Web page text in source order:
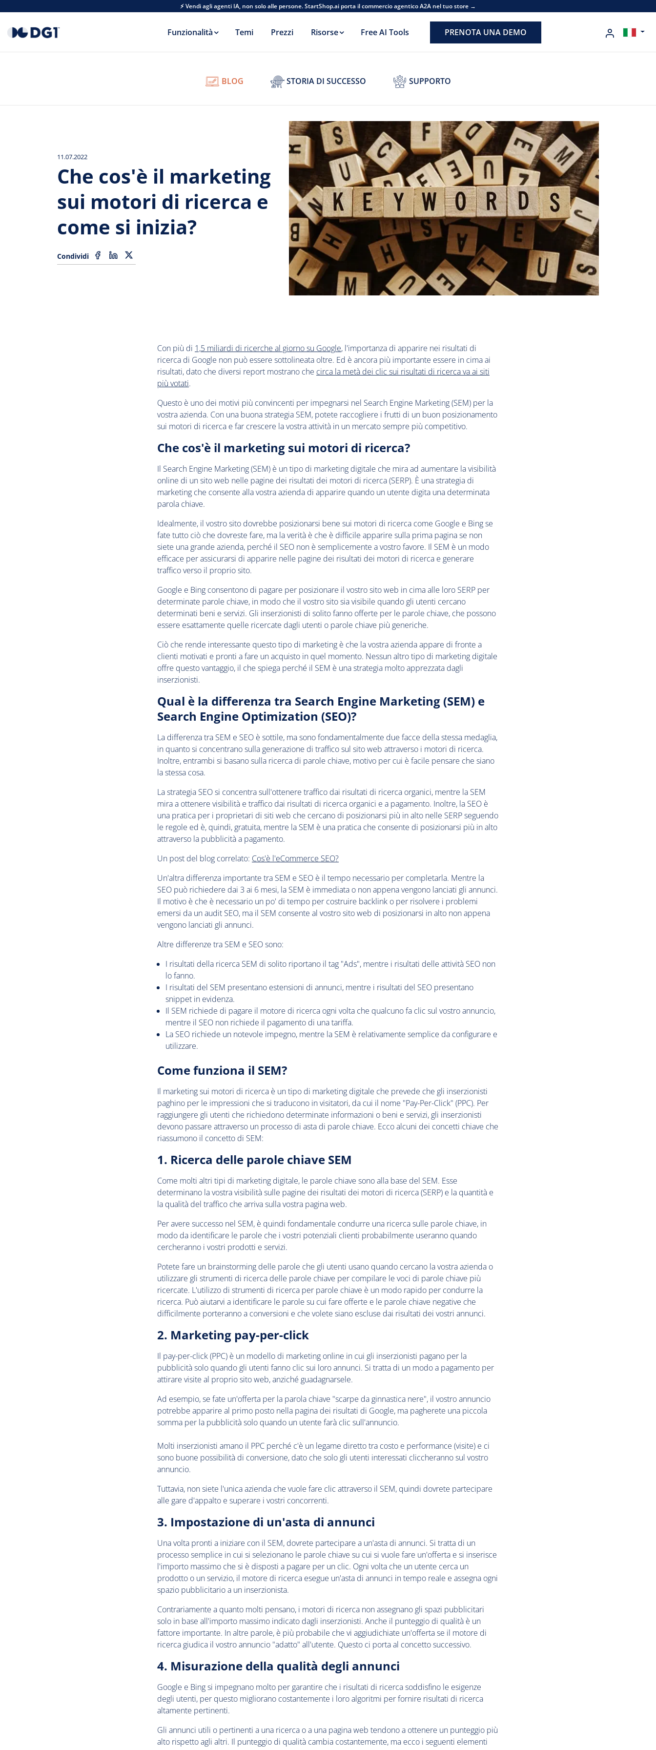
⚡ Vendi agli agenti IA, non solo alle persone. StartShop.ai porta il commercio agentico A2A nel tuo store →
Funzionalità Temi Prezzi Risorse Free AI Tools PRENOTA UNA DEMO
BLOG STORIA DI SUCCESSO SUPPORTO
11.07.2022
Che cos'è il marketing
sui motori di ricerca e
come si inizia?
Condividi
Con più di 1,5 miliardi di ricerche al giorno su Google, l'importanza di apparire nei risultati di
ricerca di Google non può essere sottolineata oltre. Ed è ancora più importante essere in cima ai
risultati, dato che diversi report mostrano che circa la metà dei clic sui risultati di ricerca va ai siti
più votati.
Questo è uno dei motivi più convincenti per impegnarsi nel Search Engine Marketing (SEM) per la
vostra azienda. Con una buona strategia SEM, potete raccogliere i frutti di un buon posizionamento
sui motori di ricerca e far crescere la vostra attività in un mercato sempre più competitivo.
Che cos'è il marketing sui motori di ricerca?
Il Search Engine Marketing (SEM) è un tipo di marketing digitale che mira ad aumentare la visibilità
online di un sito web nelle pagine dei risultati dei motori di ricerca (SERP). È una strategia di
marketing che consente alla vostra azienda di apparire quando un utente digita una determinata
parola chiave.
Idealmente, il vostro sito dovrebbe posizionarsi bene sui motori di ricerca come Google e Bing se
fate tutto ciò che dovreste fare, ma la verità è che è difficile apparire sulla prima pagina se non
siete una grande azienda, perché il SEO non è semplicemente a vostro favore. Il SEM è un modo
efficace per assicurarsi di apparire nelle pagine dei risultati dei motori di ricerca e generare
traffico verso il proprio sito.
Google e Bing consentono di pagare per posizionare il vostro sito web in cima alle loro SERP per
determinate parole chiave, in modo che il vostro sito sia visibile quando gli utenti cercano
determinati beni e servizi. Gli inserzionisti di solito fanno offerte per le parole chiave, che possono
essere esattamente quelle ricercate dagli utenti o parole chiave più generiche.
Ciò che rende interessante questo tipo di marketing è che la vostra azienda appare di fronte a
clienti motivati e pronti a fare un acquisto in quel momento. Nessun altro tipo di marketing digitale
offre questo vantaggio, il che spiega perché il SEM è una strategia molto apprezzata dagli
inserzionisti.
Qual è la differenza tra Search Engine Marketing (SEM) e
Search Engine Optimization (SEO)?
La differenza tra SEM e SEO è sottile, ma sono fondamentalmente due facce della stessa medaglia,
in quanto si concentrano sulla generazione di traffico sul sito web attraverso i motori di ricerca.
Inoltre, entrambi si basano sulla ricerca di parole chiave, motivo per cui è facile pensare che siano
la stessa cosa.
La strategia SEO si concentra sull'ottenere traffico dai risultati di ricerca organici, mentre la SEM
mira a ottenere visibilità e traffico dai risultati di ricerca organici e a pagamento. Inoltre, la SEO è
una pratica per i proprietari di siti web che cercano di posizionarsi più in alto nelle SERP seguendo
le regole ed è, quindi, gratuita, mentre la SEM è una pratica che consente di posizionarsi più in alto
attraverso la pubblicità a pagamento.
Un post del blog correlato: Cos'è l'eCommerce SEO?
Un'altra differenza importante tra SEM e SEO è il tempo necessario per completarla. Mentre la
SEO può richiedere dai 3 ai 6 mesi, la SEM è immediata o non appena vengono lanciati gli annunci.
Il motivo è che è necessario un po' di tempo per costruire backlink o per risolvere i problemi
emersi da un audit SEO, ma il SEM consente al vostro sito web di posizionarsi in alto non appena
vengono lanciati gli annunci.
Altre differenze tra SEM e SEO sono:
I risultati della ricerca SEM di solito riportano il tag "Ads", mentre i risultati delle attività SEO non
lo fanno.
I risultati del SEM presentano estensioni di annunci, mentre i risultati del SEO presentano
snippet in evidenza.
Il SEM richiede di pagare il motore di ricerca ogni volta che qualcuno fa clic sul vostro annuncio,
mentre il SEO non richiede il pagamento di una tariffa.
La SEO richiede un notevole impegno, mentre la SEM è relativamente semplice da configurare e
utilizzare.
Come funziona il SEM?
Il marketing sui motori di ricerca è un tipo di marketing digitale che prevede che gli inserzionisti
paghino per le impressioni che si traducono in visitatori, da cui il nome "Pay-Per-Click" (PPC). Per
raggiungere gli utenti che richiedono determinate informazioni o beni e servizi, gli inserzionisti
devono passare attraverso un processo di asta di parole chiave. Ecco alcuni dei concetti chiave che
riassumono il concetto di SEM:
1. Ricerca delle parole chiave SEM
Come molti altri tipi di marketing digitale, le parole chiave sono alla base del SEM. Esse
determinano la vostra visibilità sulle pagine dei risultati dei motori di ricerca (SERP) e la quantità e
la qualità del traffico che arriva sulla vostra pagina web.
Per avere successo nel SEM, è quindi fondamentale condurre una ricerca sulle parole chiave, in
modo da identificare le parole che i vostri potenziali clienti probabilmente useranno quando
cercheranno i vostri prodotti e servizi.
Potete fare un brainstorming delle parole che gli utenti usano quando cercano la vostra azienda o
utilizzare gli strumenti di ricerca delle parole chiave per compilare le voci di parole chiave più
ricercate. L'utilizzo di strumenti di ricerca per parole chiave è un modo rapido per condurre la
ricerca. Può aiutarvi a identificare le parole su cui fare offerte e le parole chiave negative che
difficilmente porteranno a conversioni e che volete siano escluse dai risultati dei vostri annunci.
2. Marketing pay-per-click
Il pay-per-click (PPC) è un modello di marketing online in cui gli inserzionisti pagano per la
pubblicità solo quando gli utenti fanno clic sui loro annunci. Si tratta di un modo a pagamento per
attirare visite al proprio sito web, anziché guadagnarsele.
Ad esempio, se fate un'offerta per la parola chiave "scarpe da ginnastica nere", il vostro annuncio
potrebbe apparire al primo posto nella pagina dei risultati di Google, ma pagherete una piccola
somma per la pubblicità solo quando un utente farà clic sull'annuncio.
Molti inserzionisti amano il PPC perché c'è un legame diretto tra costo e performance (visite) e ci
sono buone possibilità di conversione, dato che solo gli utenti interessati cliccheranno sul vostro
annuncio.
Tuttavia, non siete l'unica azienda che vuole fare clic attraverso il SEM, quindi dovrete partecipare
alle gare d'appalto e superare i vostri concorrenti.
3. Impostazione di un'asta di annunci
Una volta pronti a iniziare con il SEM, dovrete partecipare a un'asta di annunci. Si tratta di un
processo semplice in cui si selezionano le parole chiave su cui si vuole fare un'offerta e si inserisce
l'importo massimo che si è disposti a pagare per un clic. Ogni volta che un utente cerca un
prodotto o un servizio, il motore di ricerca esegue un'asta di annunci in tempo reale e assegna ogni
spazio pubblicitario a un inserzionista.
Contrariamente a quanto molti pensano, i motori di ricerca non assegnano gli spazi pubblicitari
solo in base all'importo massimo indicato dagli inserzionisti. Anche il punteggio di qualità è un
fattore importante. In altre parole, è più probabile che vi aggiudichiate un'offerta se il motore di
ricerca giudica il vostro annuncio "adatto" all'utente. Questo ci porta al concetto successivo.
4. Misurazione della qualità degli annunci
Google e Bing si impegnano molto per garantire che i risultati di ricerca soddisfino le esigenze
degli utenti, per questo migliorano costantemente i loro algoritmi per fornire risultati di ricerca
altamente pertinenti.
Gli annunci utili o pertinenti a una ricerca o a una pagina web tendono a ottenere un punteggio più
alto rispetto agli altri. Il punteggio di qualità cambia costantemente, ma ecco i seguenti elementi